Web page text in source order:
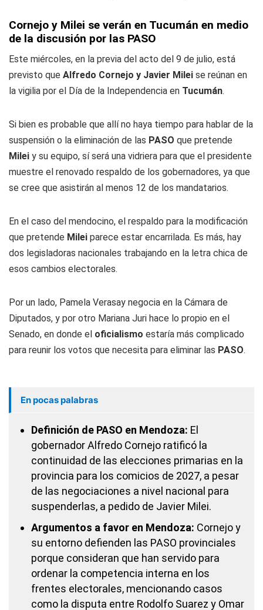
Cornejo y Milei se verán en Tucumán en medio
de la discusión por las PASO
Este miércoles, en la previa del acto del 9 de julio, está
previsto que Alfredo Cornejo y Javier Milei se reúnan en
la vigilia por el Día de la Independencia en Tucumán.
Si bien es probable que allí no haya tiempo para hablar de la
suspensión o la eliminación de las PASO que pretende
Milei y su equipo, sí será una vidriera para que el presidente
muestre el renovado respaldo de los gobernadores, ya que
se cree que asistirán al menos 12 de los mandatarios.
En el caso del mendocino, el respaldo para la modificación
que pretende Milei parece estar encarrilada. Es más, hay
dos legisladoras nacionales trabajando en la letra chica de
esos cambios electorales.
Por un lado, Pamela Verasay negocia en la Cámara de
Diputados, y por otro Mariana Juri hace lo propio en el
Senado, en donde el oficialismo estaría más complicado
para reunir los votos que necesita para eliminar las PASO.
En pocas palabras
Definición de PASO en Mendoza: El
gobernador Alfredo Cornejo ratificó la
continuidad de las elecciones primarias en la
provincia para los comicios de 2027, a pesar
de las negociaciones a nivel nacional para
suspenderlas, a pedido de Javier Milei.
Argumentos a favor en Mendoza: Cornejo y
su entorno defienden las PASO provinciales
porque consideran que han servido para
ordenar la competencia interna en los
frentes electorales, mencionando casos
como la disputa entre Rodolfo Suarez y Omar